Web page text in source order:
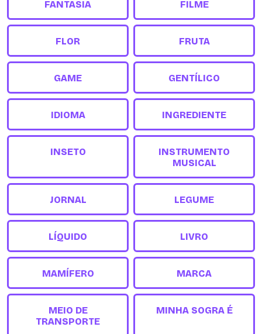
FANTASIA FILME
FLOR FRUTA
GAME GENTÍLICO
IDIOMA INGREDIENTE
INSETO
INSTRUMENTO
MUSICAL
JORNAL LEGUME
LÍQUIDO LIVRO
MAMÍFERO MARCA
MEIO DE
TRANSPORTE
MINHA SOGRA É